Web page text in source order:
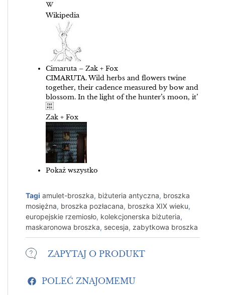
Wikipedia
Cimaruta – Zak + Fox
CIMARUTA. Wild herbs and flowers twine
together, their cadence measured by bow and
blossom. In the light of the hunter’s moon, it’
Zak + Fox
Pokaż wszystko
Tagi amulet-broszka, biżuteria antyczna, broszka
mosiężna, broszka pozłacana, broszka XIX wieku,
europejskie rzemiosło, kolekcjonerska biżuteria,
maskaronowa broszka, secesja, zabytkowa broszka
ZAPYTAJ O PRODUKT
POLEĆ ZNAJOMEMU